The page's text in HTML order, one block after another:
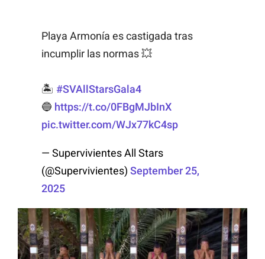
Playa Armonía es castigada tras
incumplir las normas 💥
🏝️ #SVAllStarsGala4
🔵 https://t.co/0FBgMJbInX
pic.twitter.com/WJx77kC4sp
— Supervivientes All Stars
(@Supervivientes) September 25,
2025